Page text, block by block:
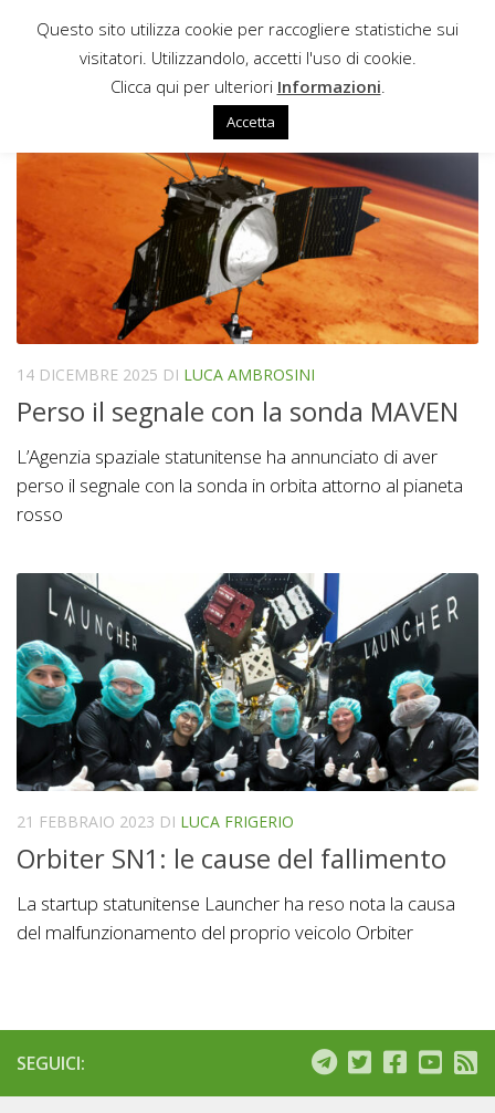
Sotto il contenuto
ORBITER
14 DICEMBRE 2025 DI LUCA AMBROSINI
Perso il segnale con la sonda MAVEN
L’Agenzia spaziale statunitense ha annunciato di aver
perso il segnale con la sonda in orbita attorno al pianeta
rosso
21 FEBBRAIO 2023 DI LUCA FRIGERIO
Orbiter SN1: le cause del fallimento
La startup statunitense Launcher ha reso nota la causa
del malfunzionamento del proprio veicolo Orbiter
SEGUICI:
Questo sito utilizza cookie per raccogliere statistiche sui
visitatori. Utilizzandolo, accetti l'uso di cookie.
Clicca qui per ulteriori Informazioni
Accetta